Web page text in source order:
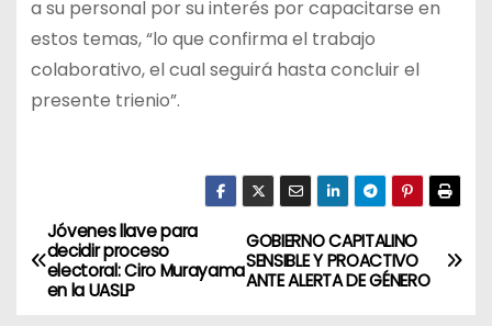
a su personal por su interés por capacitarse en
estos temas, “lo que confirma el trabajo
colaborativo, el cual seguirá hasta concluir el
presente trienio”.
N
a
GOBIERNO CAPITALINO
SENSIBLE Y PROACTIVO
ANTE ALERTA DE GÉNERO
Jóvenes llave para
decidir proceso
electoral: Ciro Murayama
en la UASLP